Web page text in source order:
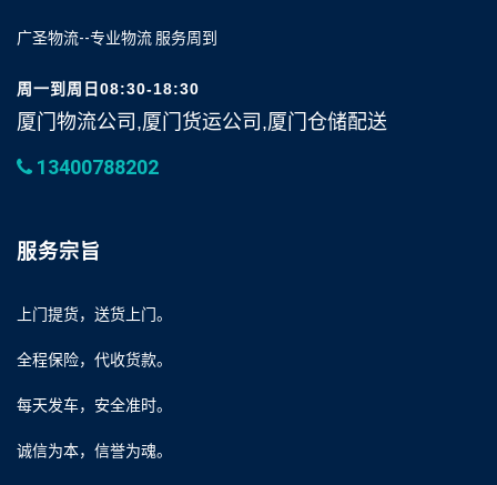
广圣物流--专业物流 服务周到
周一到周日08:30-18:30
厦门物流公司,厦门货运公司,厦门仓储配送
13400788202
服务宗旨
上门提货，送货上门。
全程保险，代收货款。
每天发车，安全准时。
诚信为本，信誉为魂。